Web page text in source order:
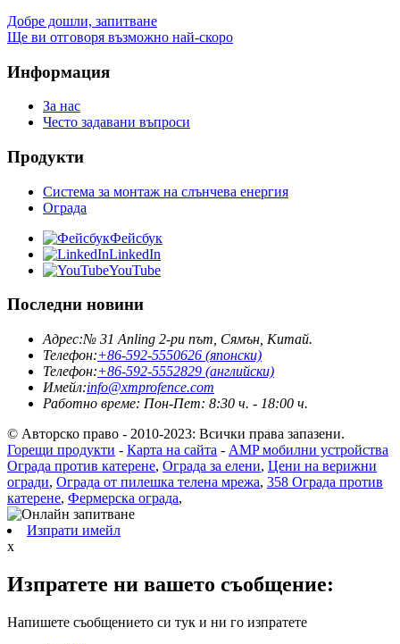
Добре дошли, запитване
Ще ви отговоря възможно най-скоро
Информация
За нас
Често задавани въпроси
Продукти
Система за монтаж на слънчева енергия
Ограда
Фейсбук
LinkedIn
YouTube
Последни новини
Адрес:№ 31 Anling 2-ри път, Сямън, Китай.
Телефон:+86-592-5550626 (японски)
Телефон:+86-592-5552829 (английски)
Имейл:info@xmprofence.com
Работно време: Пон-Пет: 8:30 ч. - 18:00 ч.
© Авторско право - 2010-2023: Всички права запазени.
Горещи продукти - Карта на сайта - AMP мобилни устройства
Ограда против катерене, Ограда за елени, Цени на верижни
огради, Ограда от пилешка телена мрежа, 358 Ограда против
катерене, Фермерска ограда,
Изпрати имейл
x
Изпратете ни вашето съобщение:
Напишете съобщението си тук и ни го изпратете